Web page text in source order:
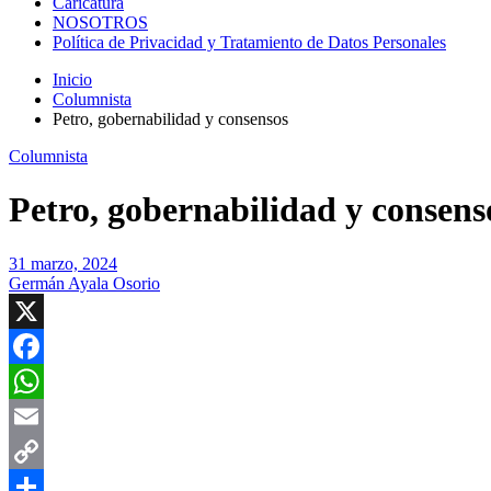
NOSOTROS
Política de Privacidad y Tratamiento de Datos Personales
Inicio
Columnista
Petro, gobernabilidad y consensos
Columnista
Petro, gobernabilidad y
31 marzo, 2024
Germán Ayala Osorio
X
Facebook
WhatsApp
Email
Copy